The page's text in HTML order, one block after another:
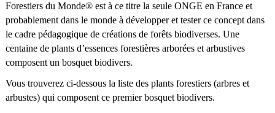
Forestiers du Monde® est à ce titre la seule ONGE en France et
probablement dans le monde à développer et tester ce concept dans
le cadre pédagogique de créations de forêts biodiverses. Une
centaine de plants d’essences forestières arborées et arbustives
composent un bosquet biodivers.
Vous trouverez ci-dessous la liste des plants forestiers (arbres et
arbustes) qui composent ce premier bosquet biodivers.